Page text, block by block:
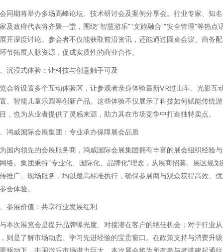
同期将举办多场高峰论坛、技术研讨会及案例分享会。行业专家、知
及政府代表将齐聚一堂，围绕“智慧游乐”“文旅融合”“安全管理”等热点
开深度讨论。参会者不仅能获取前沿资讯，还能通过圆桌会议、商务
节拓展人脉资源，促成实质性的商业合作。
沉浸式体验：让科技与创意触手可及
会将设置多个互动体验区，让参观者亲身体验最新VR过山车、光影互
、智能儿童乐园等创新产品。这些体验不仅展示了科技如何赋能传统
，也为从业者提供了灵感来源，助力其在市场竞争中打造独特卖点。
鸿威国际会展集团：专业承办保障展会品质
国内领先的会展服务商，鸿威国际会展集团拥有丰富的展会组织经验
络。集团秉持“专业化、国际化、品牌化”理念，从展商招募、展区规划
推广、现场服务，均以最高标准执行，确保参展商与观众获得高效、
会体验。
参展价值：共享行业发展红利
本次展览会是提升品牌曝光度、对接潜在客户的绝佳机会；对于行业
则是了解市场动态、学习先进经验的宝贵窗口。在政策支持与消费升
驱动下，中国游乐市场潜力巨大，本次展会将为所有参与者搭建起通